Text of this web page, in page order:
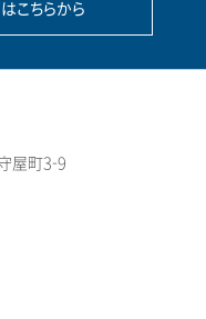
こちらから
屋町3-9